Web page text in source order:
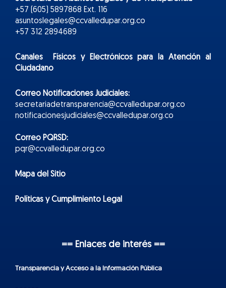
+57 (605) 5897868 Ext. 116
asuntoslegales@ccvalledupar.org.co
+57 312 2894689
Canales Físicos yElectrónicospara la Atención al
Ciudadano
Correo Notificaciones Judiciales:
secretariadetransparencia@ccvalledupar.org.co
notificacionesjudiciales@ccvalledupar.org.co
Correo PQRSD:
pqr@ccvalledupar.org.co
Mapa del Sitio
Políticas y Cumplimiento Legal
== Enlaces de interés ==
Transparencia y Acceso a la Información Pública